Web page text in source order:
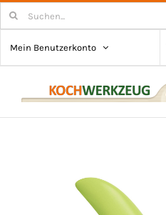
Zum
Inhalt
springen
Suchen
nach:
Mein Benutzerkonto